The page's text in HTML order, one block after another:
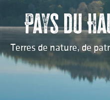
Pays du
Terres de nature, de